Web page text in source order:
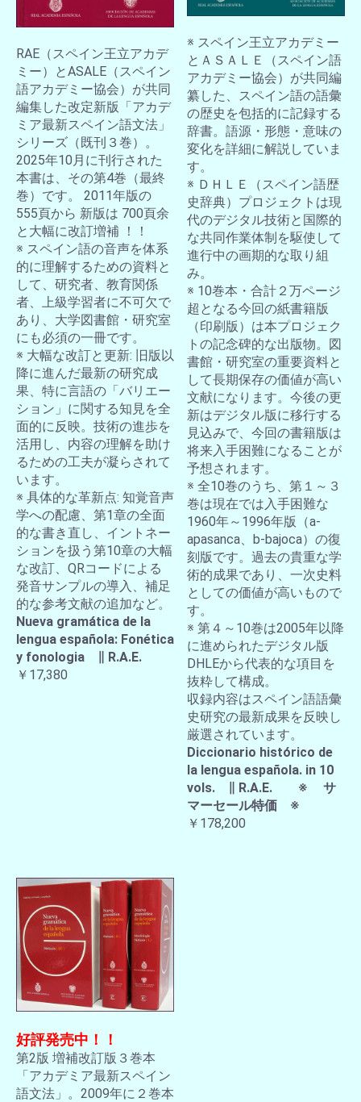
RAE（スペイン王立アカデ
ミー）とASALE（スペイン
語アカデミー協会）が共同
編集した改定新版「アカデ
ミア最新スペイン語文法」
シリーズ（既刊３巻）。
2025年10月に刊行された
本書は、その第4巻（最終
巻）です。 2011年版の
555頁から 新版は 700頁余
と大幅に改訂増補 ！！
※ スペイン語の音声を体系
的に理解するための資料と
して、研究者、教育関係
者、上級学習者に不可欠で
あり、大学図書館・研究室
にも必須の一冊です。
※ 大幅な改訂と更新: 旧版以
降に進んだ最新の研究成
果、特に言語の「バリエー
ション」に関する知見を全
面的に反映。技術の進歩を
活用し、内容の理解を助け
るための工夫が凝らされて
います。
※ 具体的な革新点: 知覚音声
学への配慮、第1章の全面
的な書き直し、イントネー
ションを扱う第10章の大幅
な改訂、QRコードによる
発音サンプルの導入、補足
的な参考文献の追加など。
Nueva gramática de la
lengua española: Fonética
y fonologia ∥ R.A.E.
￥17,380
※ スペイン王立アカデミー
とＡＳＡＬＥ（スペイン語
アカデミー協会）が共同編
纂した、スペイン語の語彙
の歴史を包括的に記録する
辞書。語源・形態・意味の
変化を詳細に解説していま
す。
※ ＤＨＬＥ（スペイン語歴
史辞典）プロジェクトは現
代のデジタル技術と国際的
な共同作業体制を駆使して
進行中の画期的な取り組
み。
※ 10巻本・合計２万ページ
超となる今回の紙書籍版
（印刷版）は本プロジェク
トの記念碑的な出版物。図
書館・研究室の重要資料と
して長期保存の価値が高い
文献になります。今後の更
新はデジタル版に移行する
見込みで、今回の書籍版は
将来入手困難になることが
予想されます。
※ 全10巻のうち、第１～３
巻は現在では入手困難な
1960年～1996年版（a-
apasanca、b-bajoca）の復
刻版です。過去の貴重な学
術的成果であり、一次史料
としての価値が高いもので
す。
※ 第４～10巻は2005年以降
に進められたデジタル版
DHLEから代表的な項目を
抜粋して構成。
収録内容はスペイン語語彙
史研究の最新成果を反映し
厳選されています。
Diccionario histórico de
la lengua española. in 10
vols. ∥ R.A.E. ※ サ
マーセール特価 ※
￥178,200
好評発売中！！
第2版 増補改訂版３巻本
「アカデミア最新スペイン
語文法」。2009年に２巻本